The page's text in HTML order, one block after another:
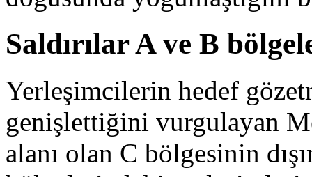
Saldırılar A ve B
Yerleşimcilerin hedef
genişlettiğini vurgulayan
alanı olan C bölgesinin